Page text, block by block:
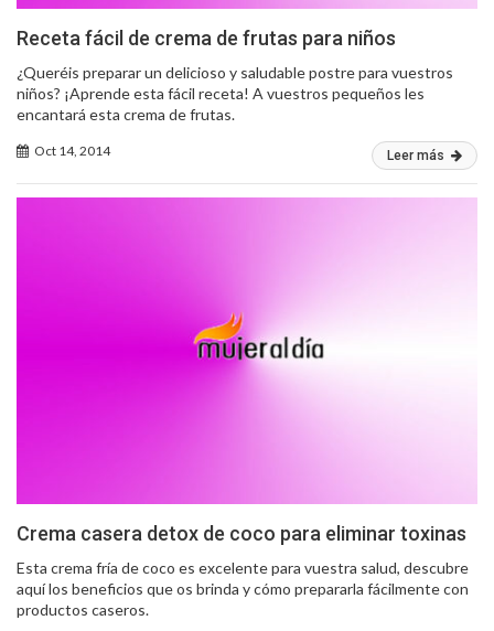
Receta fácil de crema de frutas para niños
¿Queréis preparar un delicioso y saludable postre para vuestros
niños? ¡Aprende esta fácil receta! A vuestros pequeños les
encantará esta crema de frutas.
Oct 14, 2014 Leer más
Crema casera detox de coco para eliminar toxinas
Esta crema fría de coco es excelente para vuestra salud, descubre
aquí los beneficios que os brinda y cómo prepararla fácilmente con
productos caseros.